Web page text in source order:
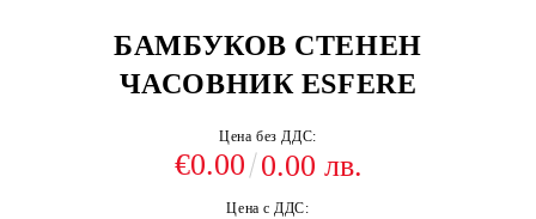
БАМБУКОВ СТЕНЕН
ЧАСОВНИК ESFERE
Цена без ДДС:
€0.00 0.00 лв.
Цена с ДДС: